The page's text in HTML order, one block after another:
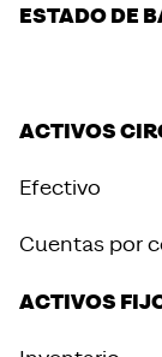
ESTADO DE
ACTIVOS
Efectivo
Cuentas por
ACTIVOS